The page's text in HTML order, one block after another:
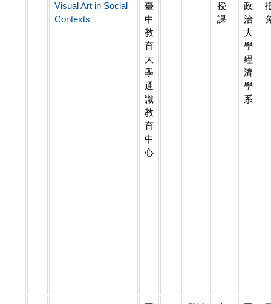
Visual Art in Social
Contexts
臺
中
教
育
大
學
通
識
教
育
中
心
授
課
政
治
大
學
經
濟
學
系